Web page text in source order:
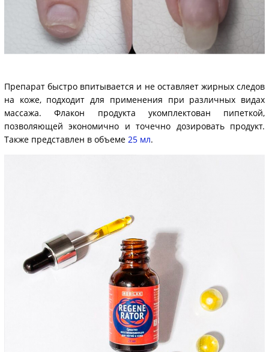
Препарат быстро впитывается и не оставляет жирных следов
на коже, подходит для применения при различных видах
массажа. Флакон продукта укомплектован пипеткой,
позволяющей экономично и точечно дозировать продукт.
Также представлен в объеме 25 мл.